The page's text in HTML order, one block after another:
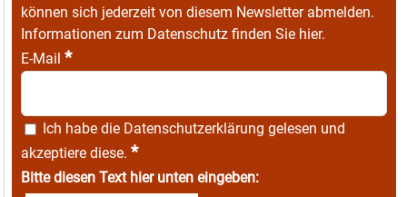
können sich jederzeit von diesem Newsletter abmelden.
Informationen zum Datenschutz finden Sie hier.
E-Mail *
Ich habe die Datenschutzerklärung gelesen und
akzeptiere diese. *
Bitte diesen Text hier unten eingeben: